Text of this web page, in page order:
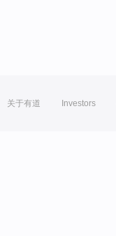
关于有道 Investors